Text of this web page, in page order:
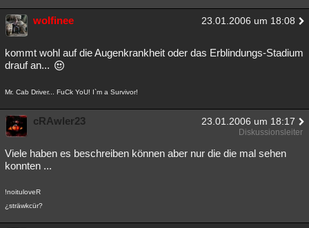
wolfinee 23.01.2006 um 18:08
kommt wohl auf die Augenkrankheit oder das Erblindungs-Stadium
drauf an...
Mr. Cab Driver... FuCk YoU! I`m a Survivor!
cRAwler23 23.01.2006 um 18:17
Diskussionsleiter
Viele haben es beschreiben können aber nur die die mal sehen
konnten ...
!noituloveR
¿sträwkcür?